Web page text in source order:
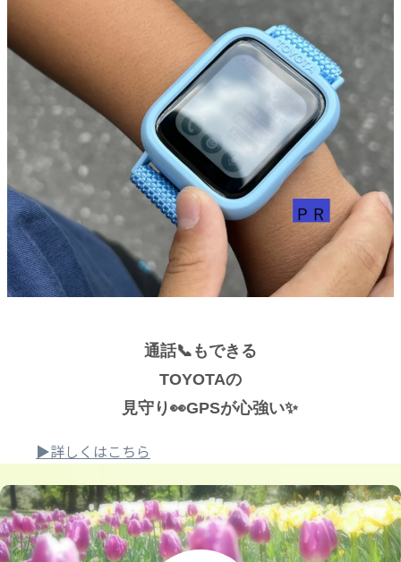
通話📞もできる
TOYOTAの
見守り👀GPSが心強い✨
▶詳しくはこちら